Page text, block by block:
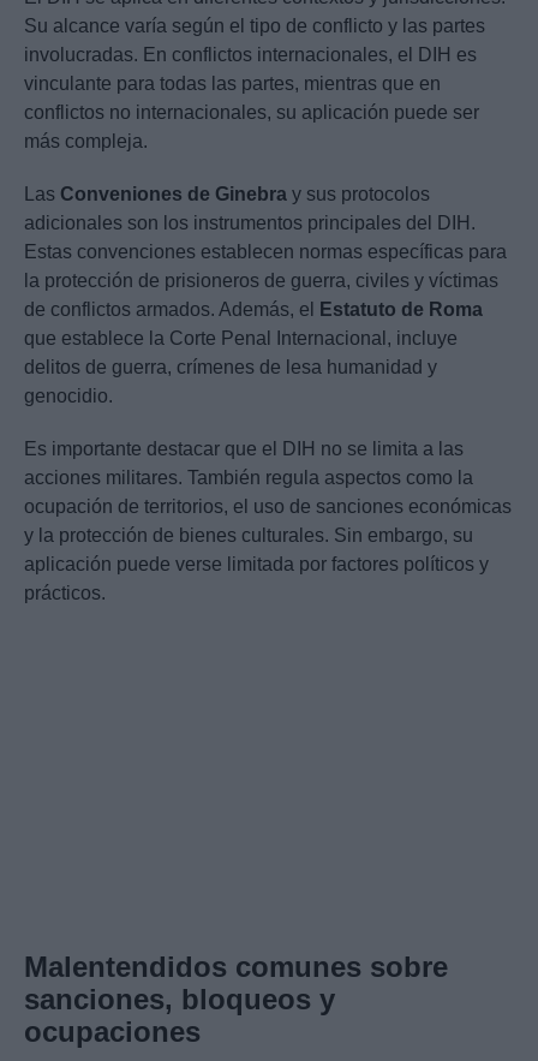
Su alcance varía según el tipo de conflicto y las partes
involucradas. En conflictos internacionales, el DIH es
vinculante para todas las partes, mientras que en
conflictos no internacionales, su aplicación puede ser
más compleja.
Las Conveniones de Ginebra y sus protocolos
adicionales son los instrumentos principales del DIH.
Estas convenciones establecen normas específicas para
la protección de prisioneros de guerra, civiles y víctimas
de conflictos armados. Además, el
Estatuto de Roma
que establece la Corte Penal Internacional, incluye
delitos de guerra, crímenes de lesa humanidad y
genocidio.
Es importante destacar que el DIH no se limita a las
acciones militares. También regula aspectos como la
ocupación de territorios, el uso de sanciones económicas
y la protección de bienes culturales. Sin embargo, su
aplicación puede verse limitada por factores políticos y
prácticos.
Malentendidos comunes sobre
sanciones, bloqueos y
ocupaciones